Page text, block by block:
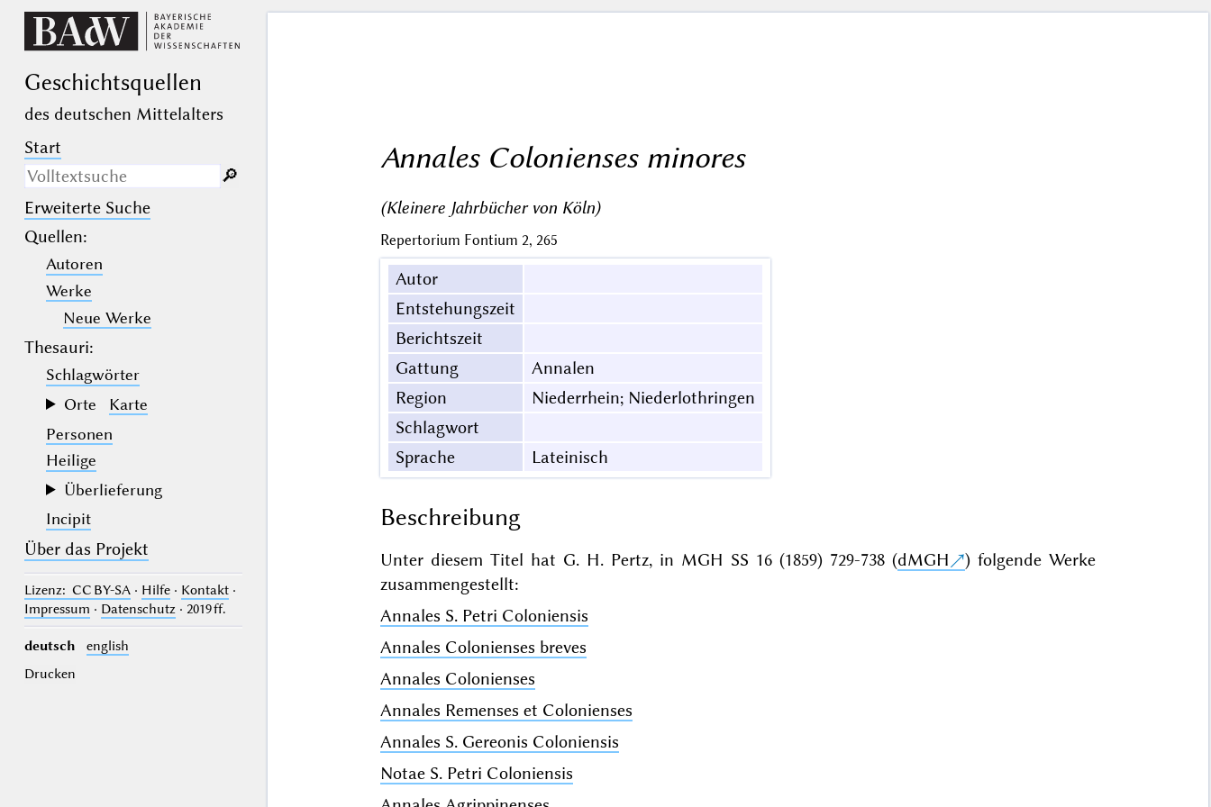
Geschichts­quellen
des deutschen Mittelalters
Start
Nur in Beschreibungs­texten
suchen
(der Unterstrich) ist Platzhalter für
genau ein Zeichen.
(das Prozentzeichen) ist Platzhalter
für kein, ein oder mehr als ein
Zeichen.
🔎︎
Erweiterte Suche
Quellen:
Autoren
Werke
Neue Werke
Thesauri:
Schlagwörter
Orte
Karte
Personen
Heilige
Überlieferung
Incipit
Über das Projekt
Lizenz: CC BY-SA· Hilfe· Kontakt·
Impressum · Datenschutz· 2019 ff.
deutsch
english
Drucken
Annales Colonienses minores
(Kleinere Jahrbücher von Köln)
Repertorium Fontium 2, 265
Autor
Entstehungszeit
Berichtszeit
Gattung
Annalen
Region
Niederrhein; Niederlothringen
Schlagwort
Sprache
Lateinisch
Beschreibung
Unter diesem Titel hat G. H. Pertz, in MGH SS 16 (1859) 729-738 (dMGH
) folgende Werke
zusammengestellt:
Annales S. Petri Coloniensis
Annales Colonienses breves
Annales Colonienses
Annales Remenses et Colonienses
Annales S. Gereonis Coloniensis
Notae S. Petri Coloniensis